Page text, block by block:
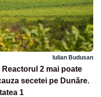
Iulian Budusan
2 mai poate
secetei pe Dunăre.
1